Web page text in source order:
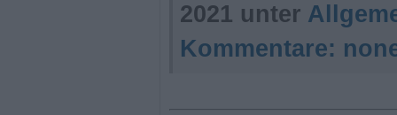
2021 unter
Kommentare: